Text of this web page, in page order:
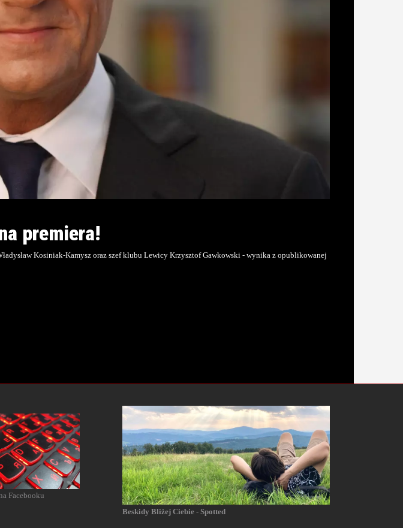
premiera!
Kosiniak-Kamysz oraz szef klubu Lewicy Krzysztof Gawkowski - wynika z opublikowanej
Facebooku
Beskidy Bliżej Ciebie - Spotted